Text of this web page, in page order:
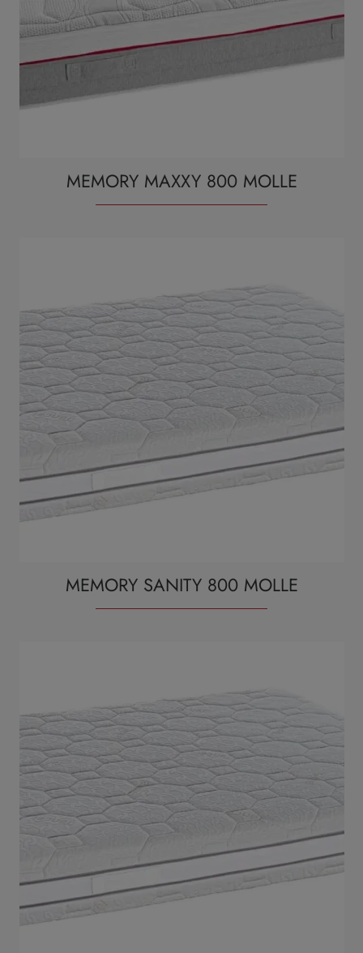
MEMORY MAXXY 800 MOLLE
MEMORY SANITY 800 MOLLE